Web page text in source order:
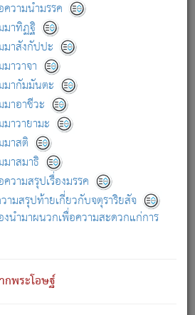
วามนำมรรค
มาทิฏฐิ
าสังกัปปะ
าวาจา
ากัมมันตะ
าอาชีวะ
าวายามะ
าสติ
าสมาธิ
วามสรุปเรื่องมรรค
มสรุปท้ายเกี่ยวกับจตุราริยสัจ
นำมาผนวกเพื่อความสะดวกแก่การ
พระโอษฐ์
(Disclaimer)
" พยายามปรับปรุงข้อมูลให้ถูกต้องมากที่สุด
มหนังสือต้นฉบับ ที่มีการพิมพ์ครั้งล่าสุด
อิง"
ารพัฒนา|แจ้งข้อผิดพลาด / แนะนำ